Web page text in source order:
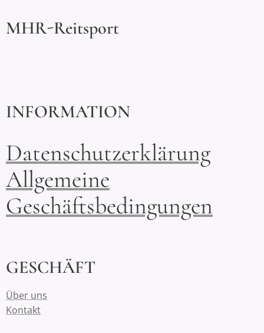
MHR-Reitsport
INFORMATION
Datenschutzerklärung
Allgemeine
Geschäftsbedingungen
GESCHÄFT
Über uns
Kontakt